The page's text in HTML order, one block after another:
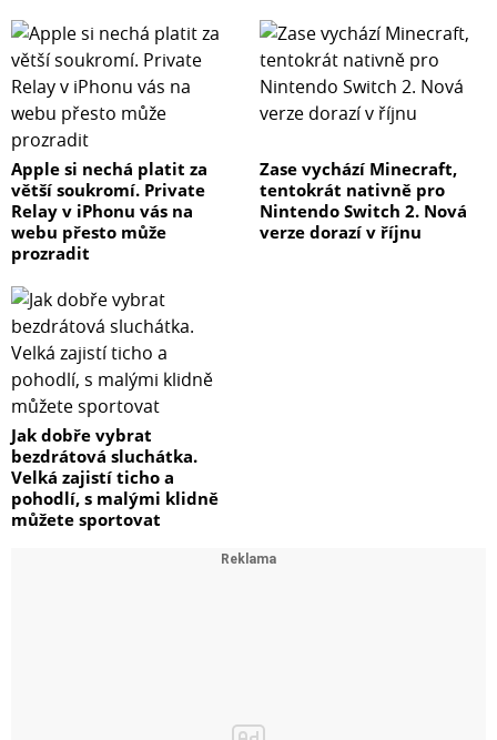
Apple si nechá platit za
větší soukromí. Private
Relay v iPhonu vás na
webu přesto může
prozradit
Zase vychází Minecraft,
tentokrát nativně pro
Nintendo Switch 2. Nová
verze dorazí v říjnu
Jak dobře vybrat
bezdrátová sluchátka.
Velká zajistí ticho a
pohodlí, s malými klidně
můžete sportovat